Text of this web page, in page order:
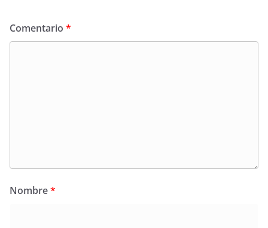
Comentario *
Nombre*